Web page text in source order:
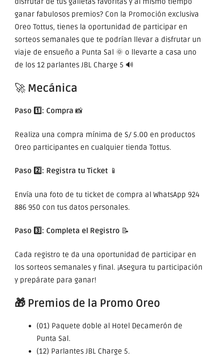
ganar fabulosos premios? Con la Promoción exclusiva
Oreo Tottus, tienes la oportunidad de participar en
sorteos semanales que te podrían llevar a disfrutar un
viaje de ensueño a Punta Sal 🌞 o llevarte a casa uno
de los 12 parlantes JBL Charge 5 🔊
🚀 Mecánica
Paso 1️⃣: Compra 📸
Realiza una compra mínima de S/ 5.00 en productos
Oreo participantes en cualquier tienda Tottus.
Paso 2️⃣: Registra tu Ticket 📱
Envía una foto de tu ticket de compra al WhatsApp 924
886 950 con tus datos personales.
Paso 3️⃣: Completa el Registro 📝
Cada registro te da una oportunidad de participar en
los sorteos semanales y final. ¡Asegura tu participación
y prepárate para ganar!
🎁 Premios de la Promo Oreo
(01) Paquete doble al Hotel Decamerón de
Punta Sal.
(12) Parlantes JBL Charge 5.